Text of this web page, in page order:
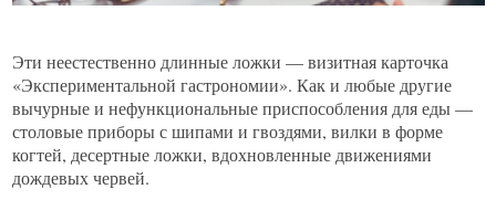
Эти неестественно длинные ложки — визитная карточка
«Экспериментальной гастрономии». Как и любые другие
вычурные и нефункциональные приспособления для еды —
столовые приборы с шипами и гвоздями, вилки в форме
когтей, десертные ложки, вдохновленные движениями
дождевых червей.